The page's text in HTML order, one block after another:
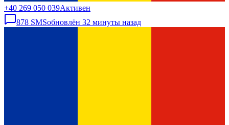
+40 269 050 039Активен
878 SMSобновлён 32 минуты назад